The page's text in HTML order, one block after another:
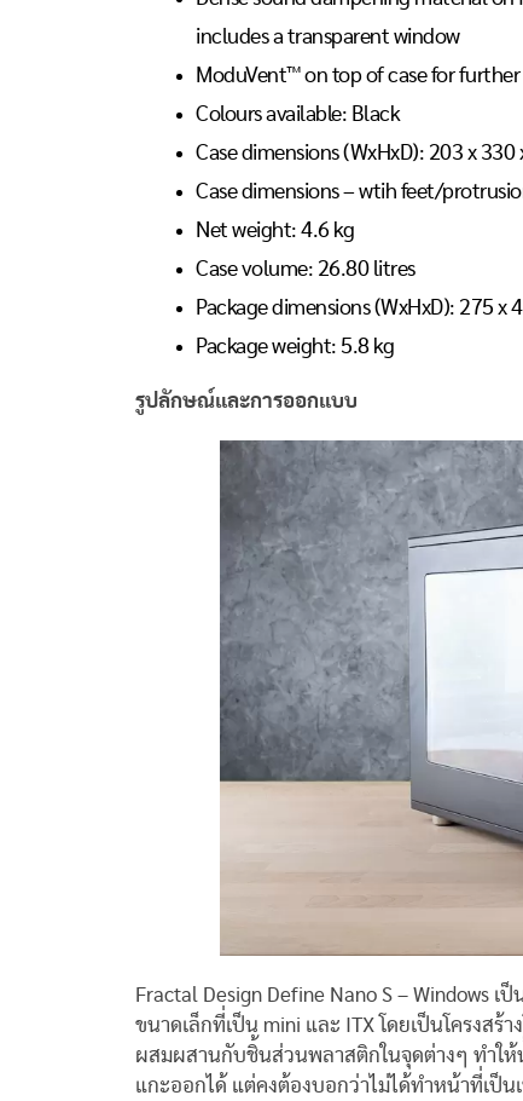
includes a transparent window
ModuVent™ on top of case for
Colours available: Black
Case dimensions (WxHxD): 203 x
Case dimensions – wtih feet/
Net weight: 4.6 kg
Case volume: 26.80 litres
Package dimensions (WxHxD): 275 x
Package weight: 5.8 kg
รูปลักษณ์และการออกแบบ
Fractal Design Define Nano S – Windows
ขนาดเล็กที่เป็น mini และ ITX โดยเป็นโครงส
ผสมผสานกับชิ้นส่วนพลาสติกในจุดต่างๆ ทำให้
แกะออกได้ แต่คงต้องบอกว่าไม่ได้ทำหน้าที่เป็